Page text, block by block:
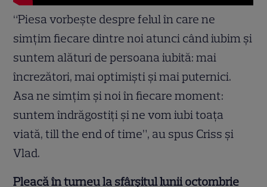
“Piesa vorbeşte despre felul în care ne
simţim fiecare dintre noi atunci când iubim şi
suntem alături de persoana iubită: mai
încrezători, mai optimişti şi mai puternici.
Asa ne simţim şi noi în fiecare moment:
suntem îndrăgostiţi şi ne vom iubi toaţa
viată, till the end of time”, au spus Criss şi
Vlad.
Pleacă în turneu la sfârşitul lunii octombrie